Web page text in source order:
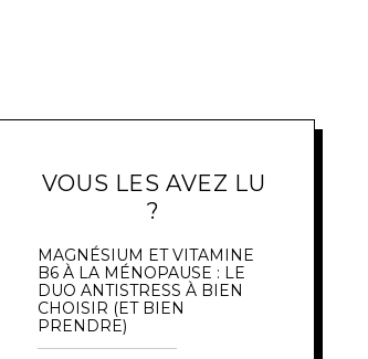
VOUS LES AVEZ LU
?
MAGNÉSIUM ET VITAMINE
B6 À LA MÉNOPAUSE : LE
DUO ANTISTRESS À BIEN
CHOISIR (ET BIEN
PRENDRE)